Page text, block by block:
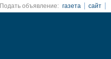
Подать объявление: газета сайт